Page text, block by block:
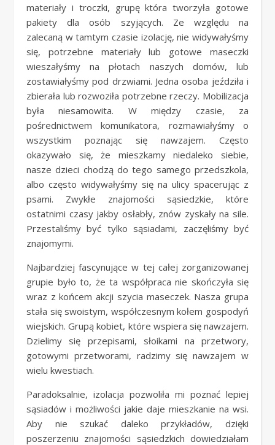
materiały i troczki, grupę która tworzyła gotowe
pakiety dla osób szyjących. Ze względu na
zalecaną w tamtym czasie izolację, nie widywałyśmy
się, potrzebne materiały lub gotowe maseczki
wieszałyśmy na płotach naszych domów, lub
zostawiałyśmy pod drzwiami. Jedna osoba jeździła i
zbierała lub rozwoziła potrzebne rzeczy. Mobilizacja
była niesamowita. W między czasie, za
pośrednictwem komunikatora, rozmawiałyśmy o
wszystkim poznając się nawzajem. Często
okazywało się, że mieszkamy niedaleko siebie,
nasze dzieci chodzą do tego samego przedszkola,
albo często widywałyśmy się na ulicy spacerując z
psami. Zwykłe znajomości sąsiedzkie, które
ostatnimi czasy jakby osłabły, znów zyskały na sile.
Przestaliśmy być tylko sąsiadami, zaczęliśmy być
znajomymi.
Najbardziej fascynujące w tej całej zorganizowanej
grupie było to, że ta współpraca nie skończyła się
wraz z końcem akcji szycia maseczek. Nasza grupa
stała się swoistym, współczesnym kołem gospodyń
wiejskich. Grupą kobiet, które wspiera się nawzajem.
Dzielimy się przepisami, słoikami na przetwory,
gotowymi przetworami, radzimy się nawzajem w
wielu kwestiach.
Paradoksalnie, izolacja pozwoliła mi poznać lepiej
sąsiadów i możliwości jakie daje mieszkanie na wsi.
Aby nie szukać daleko przykładów, dzięki
poszerzeniu znajomości sąsiedzkich dowiedziałam